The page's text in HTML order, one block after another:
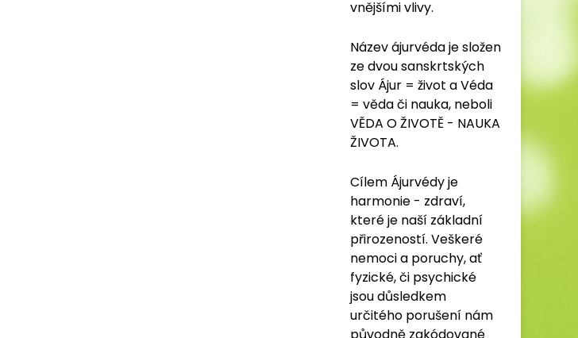
vnějšími vlivy.
Název ájurvéda je složen
ze dvou sanskrtských
slov Ájur = život a Véda
= věda či nauka, neboli
VĚDA O ŽIVOTĚ - NAUKA
ŽIVOTA.
Cílem Ájurvédy je
harmonie - zdraví,
které je naší základní
přirozeností. Veškeré
nemoci a poruchy, ať
fyzické, či psychické
jsou důsledkem
určitého porušení nám